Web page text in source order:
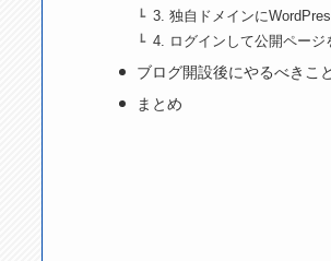
3. 独自ドメインに
4. ログインして公開ページ
ブログ開設後にやるべきこと
まとめ